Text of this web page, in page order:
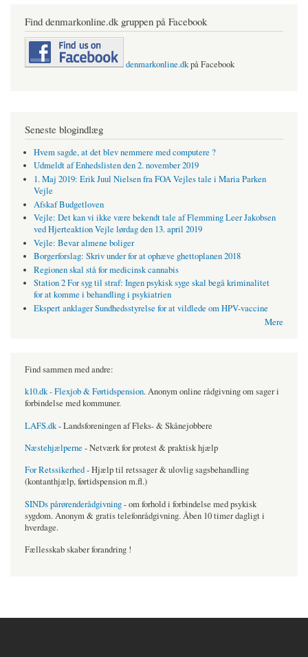
Find denmarkonline.dk gruppen på Facebook
denmarkonline.dkpå Facebook
Seneste blogindlæg
Hvem sagde, at det blev nemmere med computere ?
Udmeldt af Enhedslisten den 2. november 2019
1. Maj 2019: Erik Juul Nielsen fra FOA Vejles tale i Maria Parken
Vejle
Afskaf Budgetloven
Vejle: Det kan vi ikke være bekendt tale af Flemming Leer Jakobsen
ved Hjerteaktion Vejle lørdag den 13. april 2019
Vejle: Bevar almene boliger
Borgerforslag: Skriv under for at ophæve ghettoplanen 2018
Regionen skal stå for medicinsk cannabis
Station 2 For syg til straf: Ingen psykisk syge skal begå kriminalitet
for at komme i behandling i psykiatrien
Ekspert anklager Sundhedsstyrelse for at vildlede om HPV-vaccine
Mere
Find sammen med andre:
k10.dk - Flexjob & Førtidspension. Anonym online rådgivning om sager i
forbindelse med kommuner.
LAFS.dk- Landsforeningen af Fleks- & Skånejobbere
Næstehjælperne - Netværk for protest & praktisk hjælp
For Retssikerhed- Hjælp til retssager & ulovlig sagsbehandling
(kontanthjælp, førtidspension m.fl.)
SINDs pårørenderådgivning- om forhold i forbindelse med psykisk
sygdom. Anonym & gratis telefonrådgivning. Åben 10 timer dagligt i
hverdage.
Fællesskab skaber forandring !